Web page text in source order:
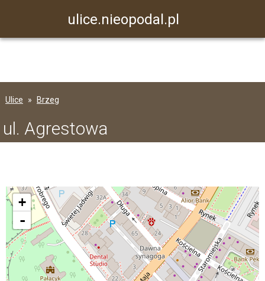
ulice.nieopodal.pl
Ulice Brzeg
ul. Agrestowa
+
-